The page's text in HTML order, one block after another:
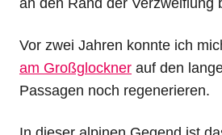
an den Rand der Verzweiflung
Vor zwei Jahren konnte ich
am Großglockner auf den
Passagen noch regenerieren.